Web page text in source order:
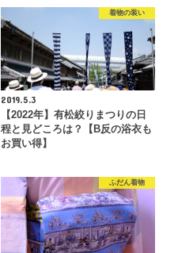
着物の装い
2019.5.3
【2022年】有松絞りまつりの日
程と見どころは？【B反の浴衣も
お買い得】
ふだん着物